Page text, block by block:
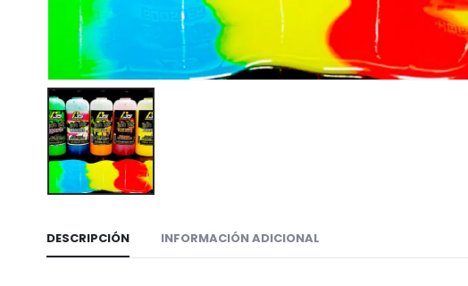
DESCRIPCIÓN INFORMACIÓN ADICIONAL